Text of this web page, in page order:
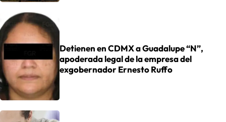
Detienen en CDMX a Guadalupe “N”,
apoderada legal de la empresa del
exgobernador Ernesto Ruffo